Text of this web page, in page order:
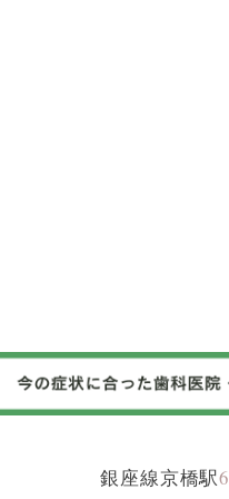
銀座線京橋駅6